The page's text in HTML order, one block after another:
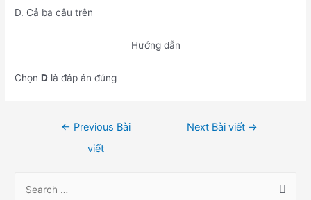
D. Cả ba câu trên
Hướng dẫn
ChọnD là đáp án đúng
← Previous Bài
viết
Next Bài viết →